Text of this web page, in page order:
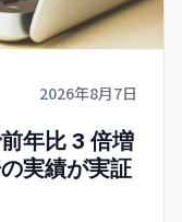
2026年8月7日
年比 3 倍増
実績が実証